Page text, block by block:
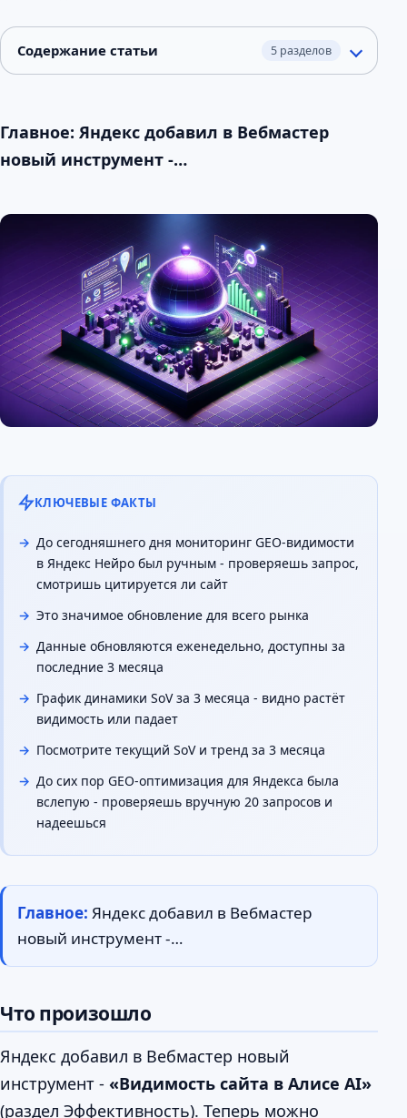
Содержание статьи 5 разделов
Главное: Яндекс добавил в Вебмастер
новый инструмент -…
КЛЮЧЕВЫЕ ФАКТЫ
До сегодняшнего дня мониторинг GEO-видимости
в Яндекс Нейро был ручным - проверяешь запрос,
смотришь цитируется ли сайт
Это значимое обновление для всего рынка
Данные обновляются еженедельно, доступны за
последние 3 месяца
График динамики SoV за 3 месяца - видно растёт
видимость или падает
Посмотрите текущий SoV и тренд за 3 месяца
До сих пор GEO-оптимизация для Яндекса была
вслепую - проверяешь вручную 20 запросов и
надеешься
Главное: Яндекс добавил в Вебмастер
новый инструмент -…
Что произошло
Яндекс добавил в Вебмастер новый
инструмент - «Видимость сайта в Алисе AI»
(раздел Эффективность). Теперь можно